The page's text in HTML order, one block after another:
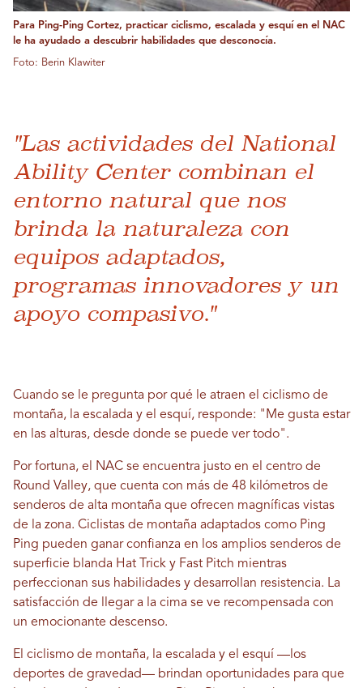
Para Ping-Ping Cortez, practicar ciclismo, escalada y esquí en el NAC
le ha ayudado a descubrir habilidades que desconocía.
Foto: Berin Klawiter
"Las actividades del National
Ability Center combinan el
entorno natural que nos
brinda la naturaleza con
equipos adaptados,
programas innovadores y un
apoyo compasivo."
Cuando se le pregunta por qué le atraen el ciclismo de
montaña, la escalada y el esquí, responde: "Me gusta estar
en las alturas, desde donde se puede ver todo".
Por fortuna, el NAC se encuentra justo en el centro de
Round Valley, que cuenta con más de 48 kilómetros de
senderos de alta montaña que ofrecen magníficas vistas
de la zona. Ciclistas de montaña adaptados como Ping
Ping pueden ganar confianza en los amplios senderos de
superficie blanda Hat Trick y Fast Pitch mientras
perfeccionan sus habilidades y desarrollan resistencia. La
satisfacción de llegar a la cima se ve recompensada con
un emocionante descenso.
El ciclismo de montaña, la escalada y el esquí —los
deportes de gravedad— brindan oportunidades para que